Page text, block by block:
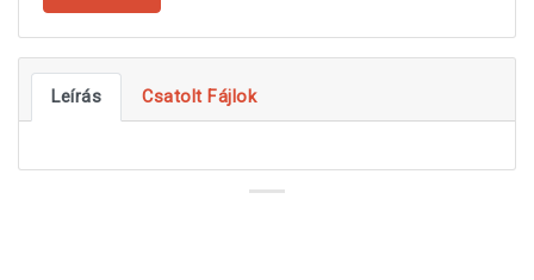
Leírás Csatolt Fájlok